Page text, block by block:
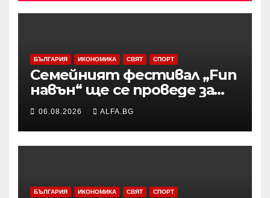
БЪЛГАРИЯ ИКОНОМИКА СВЯТ СПОРТ
Семейният фестивал „Fun
навън“ ще се проведе за
осми път в Трявна
06.08.2026 ALFA.BG
БЪЛГАРИЯ ИКОНОМИКА СВЯТ СПОРТ